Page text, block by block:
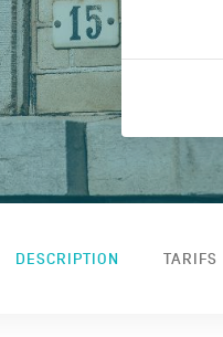
DESCRIPTION TARIFS